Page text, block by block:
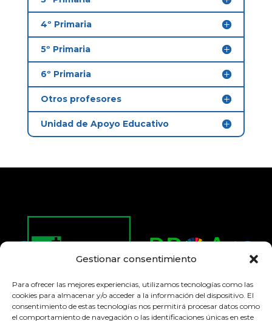
Gestionar consentimiento
Para ofrecer las mejores experiencias, utilizamos tecnologías como las
cookies para almacenar y/o acceder a la información del dispositivo. El
consentimiento de estas tecnologías nos permitirá procesar datos como
el comportamiento de navegación o las identificaciones únicas en este
4º Primaria
5º Primaria
6º Primaria
Otros profesores
Unidad de Apoyo Educativo